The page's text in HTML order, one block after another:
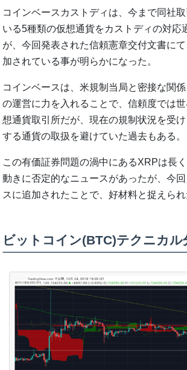
コインベースカストディは、今まで同社
いる5種類の仮想通貨をカストディの対応
が、今回発表された信頼憲章交付文書に
加されている事が明らかになった。
コインベースは、米規制当局と密接な関
の運営に力を入れることで、信頼度では
想通貨取引所だが、現在の規制状況を受
する通貨の取扱を避けていた過去もある。
この有価証券問題の渦中にあるXRPは長
動きに否定的なニュースがあったが、今
スに追加されたことで、好材料と捉えられ
ビットコイン(BTC)テクニカル